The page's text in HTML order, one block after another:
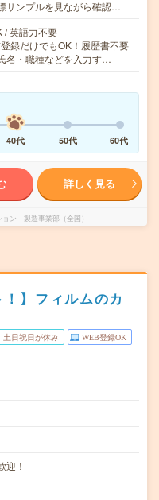
サンプルを見ながら確認…
/ 英語力不要
録だけでもOK！履歴書不要
名・職種などを入力す…
40代 50代 60代
詳しく見る
ン 製造事業部（全国）
！】フィルムのカ
土日祝日が休み WEB登録OK
迎！